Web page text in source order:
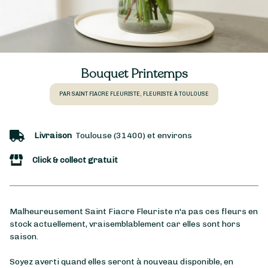
Bouquet Printemps
PAR SAINT FIACRE FLEURISTE, FLEURISTE À TOULOUSE
Livraison Toulouse (31400) et environs
Click & collect gratuit
Malheureusement Saint Fiacre Fleuriste n'a pas ces fleurs en
stock actuellement, vraisemblablement car elles sont hors
saison.
Soyez averti quand elles seront à nouveau disponible, en